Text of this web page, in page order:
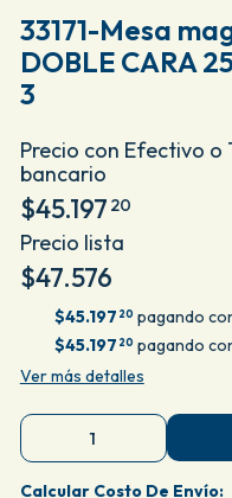
33171-Mesa
DOBLE CARA
3
Precio con Efectivo
bancario
$45.197 20
Precio lista
$47.576
$45.197 20 pagando
$45.197 20 pagando
Ver más detalles
Calcular Costo De Envío: